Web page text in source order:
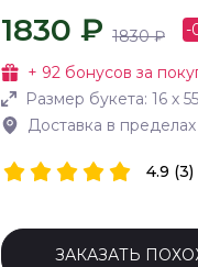
1830 ₽ 1830₽ -
+ 92 бонусов за
Размер букета: 16 х 55
Доставка в пределах
4.9 (3)
ЗАКАЗАТЬ